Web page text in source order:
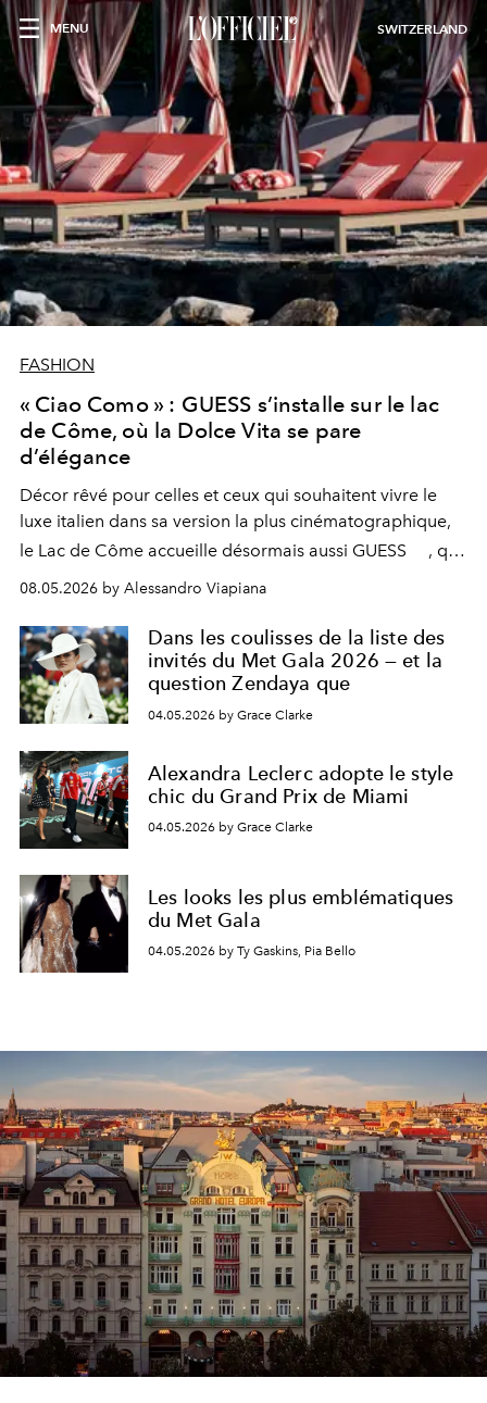
MENU SWITZERLAND
FASHION
« Ciao Como » : GUESS s’installe sur le lac
de Côme, où la Dolce Vita se pare
d’élégance
Décor rêvé pour celles et ceux qui souhaitent vivre le
luxe italien dans sa version la plus cinématographique,
le Lac de Côme accueille désormais aussi GUESS
, qui
signe un takeover entre boutiques, hôtels, bateaux et
fragrances. L’une des opérations de style les plus
réussies de la saison.
08.05.2026 by Alessandro Viapiana
Dans les coulisses de la liste des
invités du Met Gala 2026 — et la
question Zendaya que
04.05.2026 by Grace Clarke
Alexandra Leclerc adopte le style
chic du Grand Prix de Miami
04.05.2026 by Grace Clarke
Les looks les plus emblématiques
du Met Gala
04.05.2026 by Ty Gaskins, Pia Bello